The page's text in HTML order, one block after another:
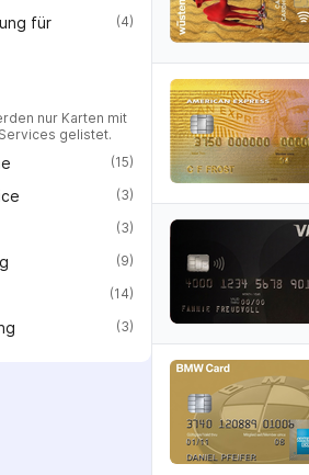
für
(4)
nur Karten mit
gelistet.
(15)
(3)
(3)
(9)
(14)
(3)